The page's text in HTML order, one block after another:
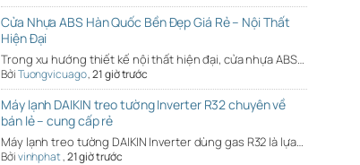
Cửa Nhựa ABS Hàn Quốc Bền Đẹp Giá Rẻ – Nội Thất
Hiện Đại
Trong xu hướng thiết kế nội thất hiện đại, cửa nhựa ABS…
BởiTuongvicuago,21 giờ trước
Máy lạnh DAIKIN treo tường Inverter R32 chuyên về
bán lẻ – cung cấp rẻ
Máy lạnh treo tường DAIKIN Inverter dùng gas R32 là lựa…
Bởivinhphat,21 giờ trước